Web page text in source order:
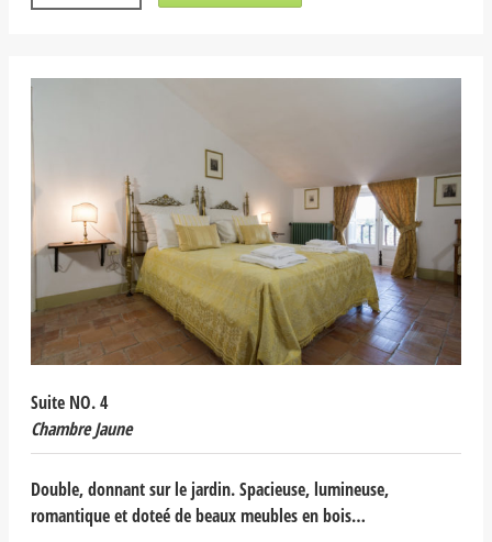
Suite NO. 4
Chambre Jaune
Double, donnant sur le jardin. Spacieuse, lumineuse,
romantique et doteé de beaux meubles en bois…